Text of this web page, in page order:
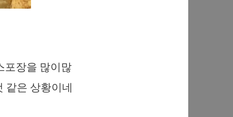
포장을 많이많
은 상황이네